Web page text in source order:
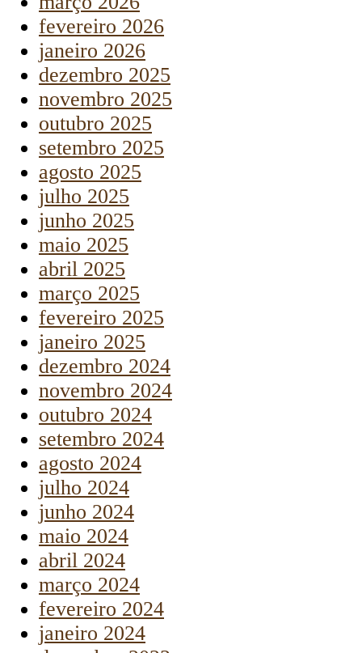
fevereiro 2026
janeiro 2026
dezembro 2025
novembro 2025
outubro 2025
setembro 2025
agosto 2025
julho 2025
junho 2025
maio 2025
abril 2025
março 2025
fevereiro 2025
janeiro 2025
dezembro 2024
novembro 2024
outubro 2024
setembro 2024
agosto 2024
julho 2024
junho 2024
maio 2024
abril 2024
março 2024
fevereiro 2024
janeiro 2024